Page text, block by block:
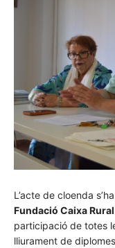
L’acte de cloenda
Fundació Caixa
participació de totes
lliurament de